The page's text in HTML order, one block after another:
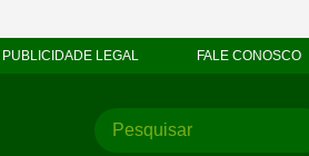
PUBLICIDADE LEGAL FALE CONOSCO